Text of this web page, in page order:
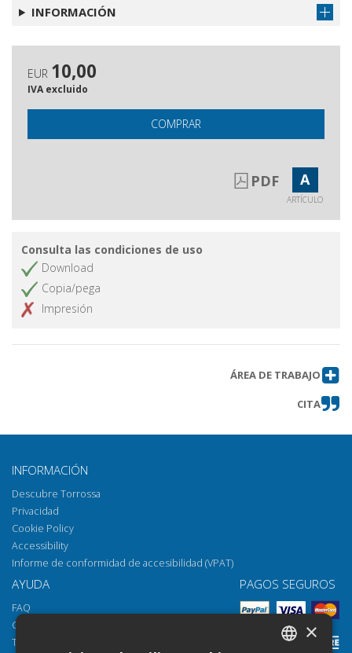
Fondazione Istituto Gramsci
La Milano di Talli, di Bertolazzi e di
Decio Guicciardi
INFORMACIÓN
EUR 10,00
IVA excluido
COMPRAR
PDF A
ARTÍCULO
Consulta las condiciones de uso
Download
Copia/pega
Impresión
ÁREA DE TRABAJO
CITA
INFORMACIÓN
Descubre Torrossa
Privacidad
Cookie Policy
Accessibility
Informe de conformidad de accesibilidad (VPAT)
AYUDA
FAQ
Cómo abrir los archivos
Torrossa Reader
PAGOS SEGUROS
×